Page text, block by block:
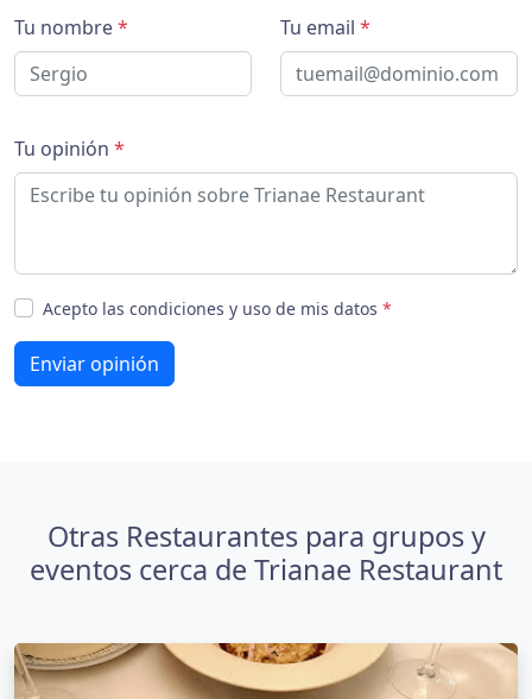
Tu nombre* Tu email *
Tu opinión *
Acepto las condiciones y uso de mis datos *
Enviar opinión
Otras Restaurantes para grupos y
eventos cerca de Trianae Restaurant